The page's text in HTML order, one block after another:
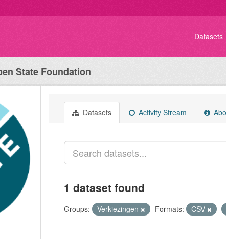
Datasets
State Foundation
Datasets Activity Stream
1 dataset found
Groups: Verkiezingen Formats: CSV